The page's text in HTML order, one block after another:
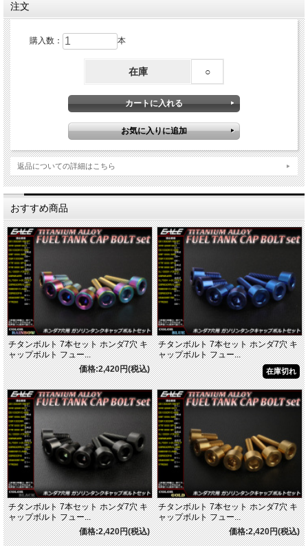
※ご注文確定後の商品のご変更はできません。ご注文前に必ずご注文内容をご確認
ください。
注文
購入数： 本
在庫 ○
返品についての詳細はこちら
おすすめ商品
チタンボルト 7本セット ホンダ7穴 キ
ャップボルト フュー...
価格:2,420円(税込)
チタンボルト 7本セット ホンダ7穴 キ
ャップボルト フュー...
在庫切れ
チタンボルト 7本セット ホンダ7穴 キ
ャップボルト フュー...
価格:2,420円(税込)
チタンボルト 7本セット ホンダ7穴 キ
ャップボルト フュー...
価格:2,420円(税込)